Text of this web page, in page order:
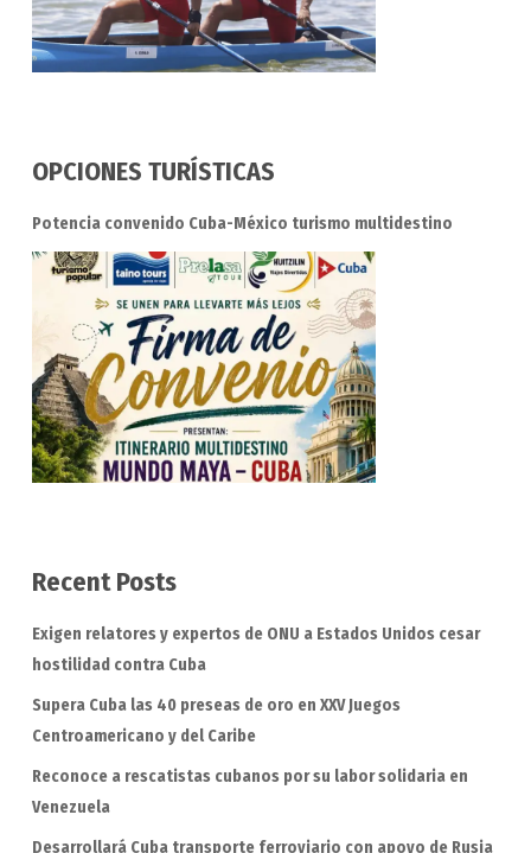
OPCIONES TURÍSTICAS
Potencia convenido Cuba-México turismo multidestino
Recent Posts
Exigen relatores y expertos de ONU a Estados Unidos cesar
hostilidad contra Cuba
Supera Cuba las 40 preseas de oro en XXV Juegos
Centroamericano y del Caribe
Reconoce a rescatistas cubanos por su labor solidaria en
Venezuela
Desarrollará Cuba transporte ferroviario con apoyo de Rusia